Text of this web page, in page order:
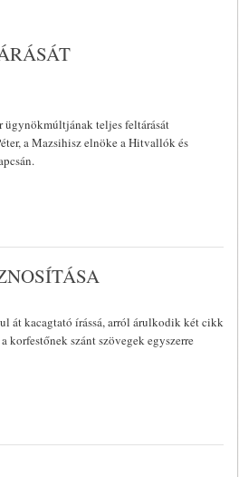
ügynökmúltjának teljes feltárását
a Mazsihisz elnöke a Hitvallók és
át kacagtató írássá, arról árulkodik két cikk
korfestőnek szánt szövegek egyszerre